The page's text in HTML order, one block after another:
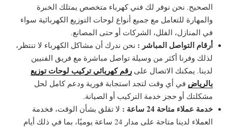
الصحيح. نحن نوفر لك فني كهرباء متخصص يمتلك الخبرة
والمهارة للتعامل مع جميع أنواع لوحات التوزيع الكهربائية سواء
في المنازل، الفلل، الشركات أو حتى المصانع.
أرقام التواصل المباشر : نحن ندرك أن مشاكل الكهرباء لا تنتظر،
لذلك وفرنا أكثر من وسيلة تواصل مباشرة مع فريق الفنيين
لدينا. يمكنك الاتصال على رقم كهربائي تركيب لوحات توزيع
بالرياض في أي وقت لتجد استجابة فورية ودعم كامل لحل
مشكلتك أو حجز خدمة التركيب أو الصيانة.
خدمة عملاء متاحة 24 ساعة :
لا تقلق بشأن الوقت، فخدمة
العملاء لدينا متاحة على مدار 24 ساعة يوميًا، بما في ذلك أيام